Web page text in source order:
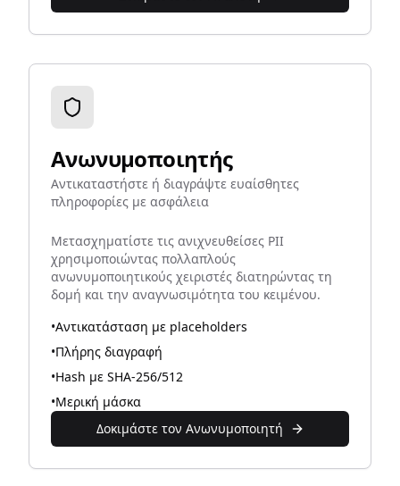
Ανωνυμοποιητής
Αντικαταστήστε ή διαγράψτε ευαίσθητες
πληροφορίες με ασφάλεια
Μετασχηματίστε τις ανιχνευθείσες PII
χρησιμοποιώντας πολλαπλούς
ανωνυμοποιητικούς χειριστές διατηρώντας τη
δομή και την αναγνωσιμότητα του κειμένου.
•Αντικατάσταση με placeholders
•Πλήρης διαγραφή
•Hash με SHA-256/512
•Μερική μάσκα
Δοκιμάστε τον Ανωνυμοποιητή